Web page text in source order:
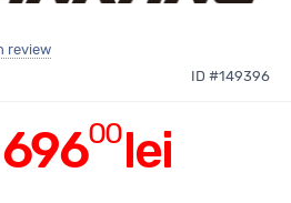
review
ID #149396
69600lei